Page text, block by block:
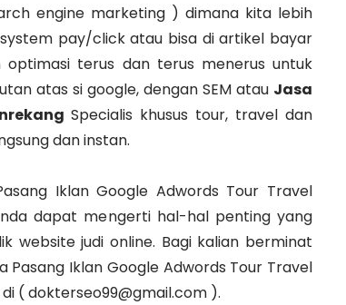
engine marketing ) dimana kita lebih
pay/click atau bisa di artikel bayar
optimasi terus dan terus menerus untuk
atas si google, dengan SEM atau Jasa
Specialis khusus tour, travel dan
dan instan.
Iklan Google Adwords Tour Travel
dapat mengerti hal-hal penting yang
website judi online. Bagi kalian berminat
Iklan Google Adwords Tour Travel
( dokterseo99@gmail.com ).